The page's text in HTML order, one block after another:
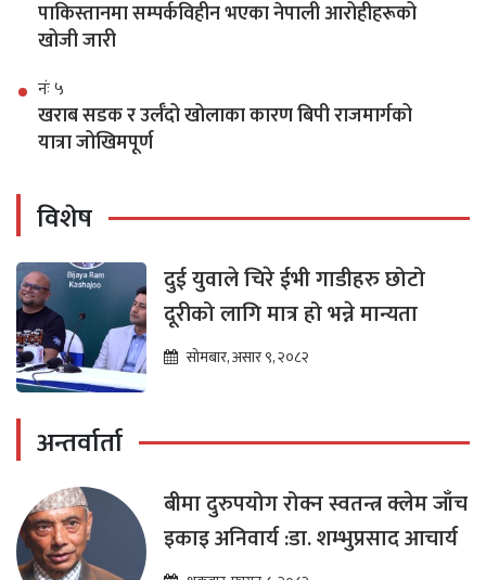
पाकिस्तानमा सम्पर्कविहीन भएका नेपाली आरोहीहरूको
खोजी जारी
नंः ५
खराब सडक र उर्लँदो खोलाका कारण बिपी राजमार्गको
यात्रा जोखिमपूर्ण
विशेष
दुई युवाले चिरे ईभी गाडीहरु छोटो
दूरीको लागि मात्र हो भन्ने मान्यता
सोमबार, असार ९, २०८२
अन्तर्वार्ता
बीमा दुरुपयोग रोक्न स्वतन्त्र क्लेम जाँच
इकाइ अनिवार्य :डा. शम्भुप्रसाद आचार्य